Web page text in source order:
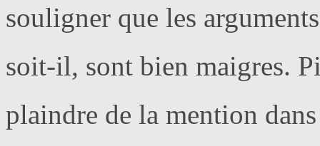
souligner que les
soit-il, sont bien maigres.
plaindre de la mention